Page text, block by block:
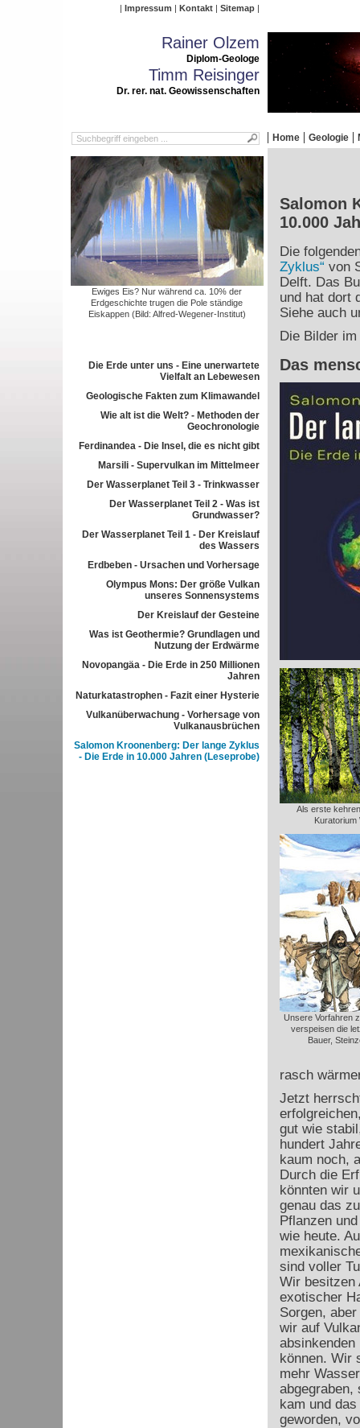
Impressum Kontakt Sitemap
Rainer Olzem
Diplom-Geologe
Timm Reisinger
Dr. rer. nat. Geowissenschaften
Home Geologie
Ewiges Eis? Nur während ca. 10% der
Erdgeschichte trugen die Pole ständige
Eiskappen (Bild: Alfred-Wegener-Institut)
Die Erde unter uns - Eine unerwartete
Vielfalt an Lebewesen
Geologische Fakten zum Klimawandel
Wie alt ist die Welt? - Methoden der
Geochronologie
Ferdinandea - Die Insel, die es nicht gibt
Marsili - Supervulkan im Mittelmeer
Der Wasserplanet Teil 3 - Trinkwasser
Der Wasserplanet Teil 2 - Was ist
Grundwasser?
Der Wasserplanet Teil 1 - Der Kreislauf
des Wassers
Erdbeben - Ursachen und Vorhersage
Olympus Mons: Der größe Vulkan
unseres Sonnensystems
Der Kreislauf der Gesteine
Was ist Geothermie? Grundlagen und
Nutzung der Erdwärme
Novopangäa - Die Erde in 250 Millionen
Jahren
Naturkatastrophen - Fazit einer Hysterie
Vulkanüberwachung - Vorhersage von
Vulkanausbrüchen
Salomon Kroonenberg: Der lange Zyklus
- Die Erde in 10.000 Jahren (Leseprobe)
Salomon
10.000
Die
Zyklus“ von
Delft. Das
und hat dort
Siehe auch
Die Bilder
Das
Als erste
Kuratorium
Unsere Vorfahren
verspeisen die
Bauer,
rasch
Jetzt
gut wie
hundert
kaum noch,
Durch die
könnten wir
genau das
Pflanzen
wie heute.
sind voller
Wir besitzen
exotischer
Sorgen,
wir auf
absinkenden
können. Wir
mehr
abgegraben,
kam und
geworden,